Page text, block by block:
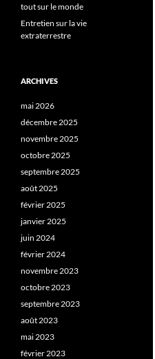
tout sur le monde
Entretien sur la vie
extraterrestre
ARCHIVES
mai 2026
décembre 2025
novembre 2025
octobre 2025
septembre 2025
août 2025
février 2025
janvier 2025
juin 2024
février 2024
novembre 2023
octobre 2023
septembre 2023
août 2023
mai 2023
février 2023